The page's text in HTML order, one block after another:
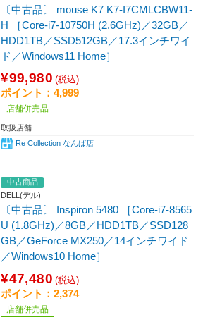
〔中古品〕 mouse K7 K7-I7CMLCBW11-
H ［Core-i7-10750H (2.6GHz)／32GB／
HDD1TB／SSD512GB／17.3インチワイ
ド／Windows11 Home］
¥99,980 (税込)
ポイント：4,999
店舗併売品
取扱店舗
Re Collection なんば店
中古商品
DELL(デル)
〔中古品〕 Inspiron 5480 ［Core-i7-8565
U (1.8GHz)／8GB／HDD1TB／SSD128
GB／GeForce MX250／14インチワイド
／Windows10 Home］
¥47,480 (税込)
ポイント：2,374
店舗併売品